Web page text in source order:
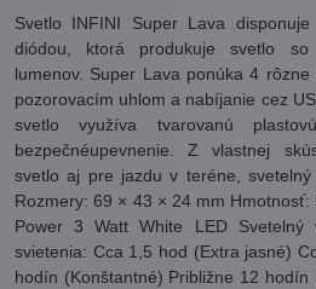
Svetlo INFINI Super Lava disponuje
diódou, ktorá
produkuje
svetlo so
lumenov. Super Lava ponúka 4 rôzne
pozorovacím uhlom a nabíjanie cez
svetlo využíva tvarovanú plastovú
bezpečnéupevnenie . Z vlastnej
svetlo aj pre jazdu v teréne, svetelný
Rozmery: 69 × 43 × 24 mm Hmotnosť:
Power 3 Watt White LED Svetelný
svietenia: Cca 1,5 hod (Extra jasné)
hodín (Konštantné) Približne 12 hodín